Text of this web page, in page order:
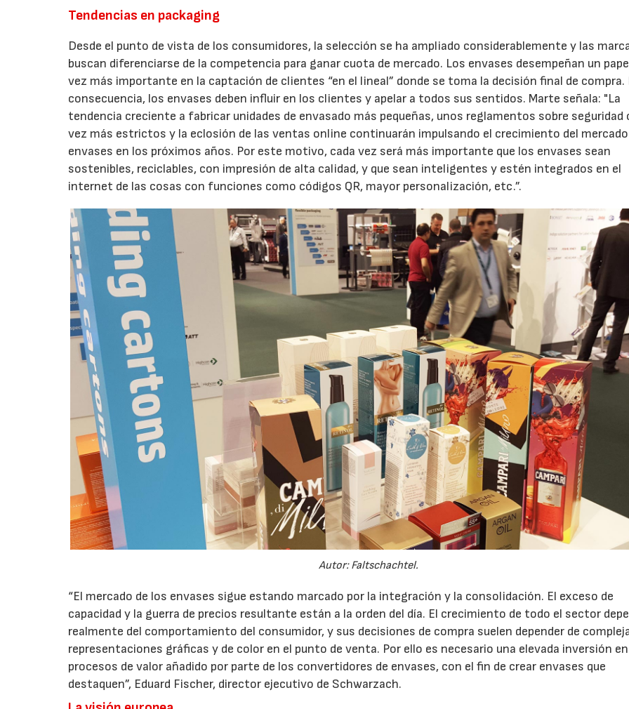
Tendencias en packaging
Desde el punto de vista de los consumidores, la selección se ha ampliado considerablemente y las
buscan diferenciarse de la competencia para ganar cuota de mercado. Los envases desempeñan un
vez más importante en la captación de clientes “en el lineal” donde se toma la decisión final de compra.
consecuencia, los envases deben influir en los clientes y apelar a todos sus sentidos. Marte señala: "La
tendencia creciente a fabricar unidades de envasado más pequeñas, unos reglamentos sobre seguridad
vez más estrictos y la eclosión de las ventas online continuarán impulsando el crecimiento del
envases en los próximos años. Por este motivo, cada vez será más importante que los envases sean
sostenibles, reciclables, con impresión de alta calidad, y que sean inteligentes y estén integrados en el
internet de las cosas con funciones como códigos QR, mayor personalización, etc.”.
Autor: Faltschachtel.
“El mercado de los envases sigue estando marcado por la integración y la consolidación. El exceso de
capacidad y la guerra de precios resultante están a la orden del día. El crecimiento de todo el sector
realmente del comportamiento del consumidor, y sus decisiones de compra suelen depender de
representaciones gráficas y de color en el punto de venta. Por ello es necesario una elevada inversión en
procesos de valor añadido por parte de los convertidores de envases, con el fin de crear envases que
destaquen”, Eduard Fischer, director ejecutivo de Schwarzach.